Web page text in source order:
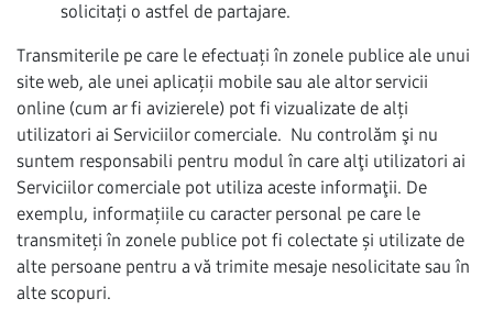
solicitați o astfel de partajare.
Transmiterile pe care le efectuați în zonele publice ale unui
site web, ale unei aplicații mobile sau ale altor servicii
online (cum ar fi avizierele) pot fi vizualizate de alți
utilizatori ai Serviciilor comerciale. Nu controlăm şi nu
suntem responsabili pentru modul în care alţi utilizatori ai
Serviciilor comerciale pot utiliza aceste informaţii. De
exemplu, informațiile cu caracter personal pe care le
transmiteți în zonele publice pot fi colectate și utilizate de
alte persoane pentru a vă trimite mesaje nesolicitate sau în
alte scopuri.